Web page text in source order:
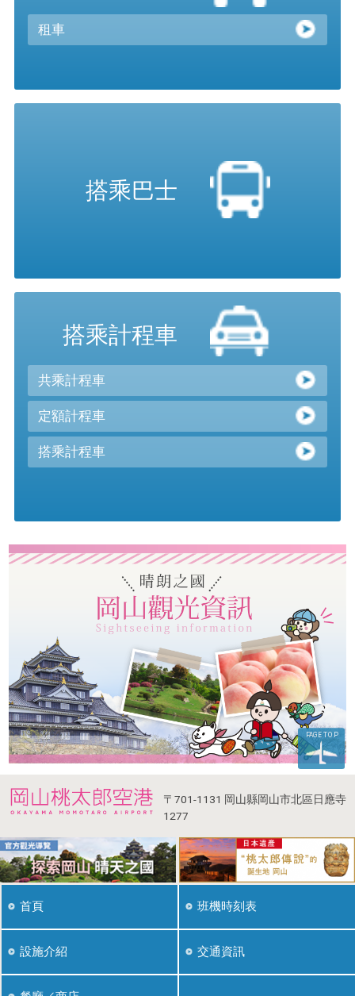
租車
搭乘巴士
搭乘計程車
共乘計程車
定額計程車
搭乘計程車
PAGE TOP
〒701-1131 岡山縣岡山市北區日應寺
1277
首頁 班機時刻表
設施介紹 交通資訊